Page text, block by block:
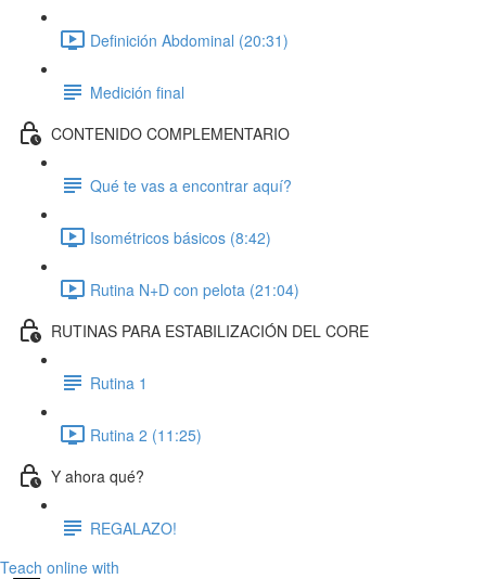
Definición Abdominal (20:31)
Medición final
CONTENIDO COMPLEMENTARIO
Qué te vas a encontrar aquí?
Isométricos básicos (8:42)
Rutina N+D con pelota (21:04)
RUTINAS PARA ESTABILIZACIÓN DEL CORE
Rutina 1
Rutina 2 (11:25)
Y ahora qué?
REGALAZO!
Teach online with